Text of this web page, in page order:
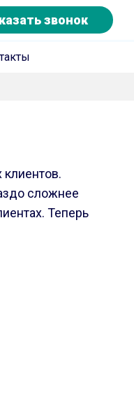
звонок
клиентов.
сложнее
Теперь